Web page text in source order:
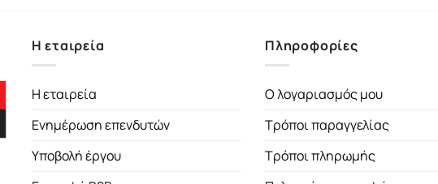
Η εταιρεία
Η εταιρεία
Ενημέρωση επενδυτών
Υποβολή έργου
Πληροφορίες
Ο λογαριασμός μου
Τρόποι παραγγελίας
Τρόποι πληρωμής